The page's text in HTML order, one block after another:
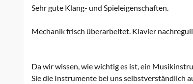
Sehr gute Klang- und Spieleigenschaften.
Mechanik frisch überarbeitet. Klavier
Da wir wissen, wie wichtig es ist, ein
Sie die Instrumente bei uns selbstverständlich